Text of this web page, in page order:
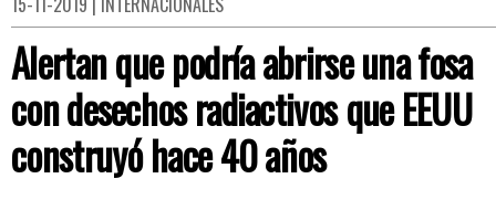
Alertan que podría abrirse una fosa
con desechos radiactivos que EEUU
construyó hace 40 años